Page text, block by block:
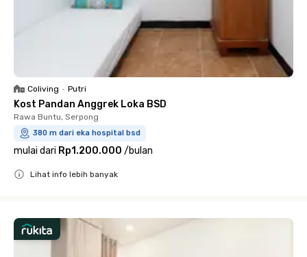
Coliving • Putri
Kost Pandan Anggrek Loka BSD
Rawa Buntu, Serpong
380 m dari eka hospital bsd
mulai dari Rp1.200.000 /bulan
Lihat info lebih banyak